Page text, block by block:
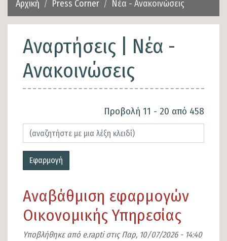
Αρχική Press Corner Νέα - Ανακοινώσεις
Αναρτήσεις | Νέα -
Ανακοινώσεις
Προβολή 11 - 20 από 458
Εφαρμογή
Αναβάθμιση εφαρμογών
Οικονομικής Υπηρεσίας
Υποβλήθηκε από e.raptiστιςΠαρ, 10/07/2026 - 14:40